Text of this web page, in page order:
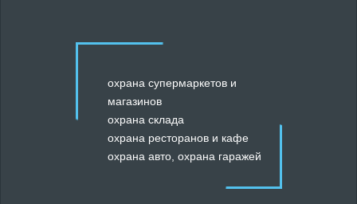
охрана супермаркетов и
магазинов
охрана склада
охрана ресторанов и кафе
охрана авто, охрана гаражей